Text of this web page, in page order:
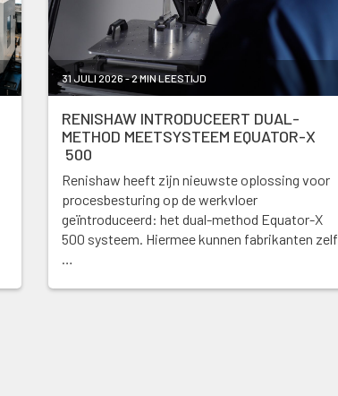
31 JULI 2026 - 2 MIN LEESTIJD
RENISHAW INTRODUCEERT DUAL-
METHOD MEETSYSTEEM EQUATOR-X
500
Renishaw heeft zijn nieuwste oplossing voor
procesbesturing op de werkvloer
geïntroduceerd: het dual-method Equator-X
500 systeem. Hiermee kunnen fabrikanten zelf